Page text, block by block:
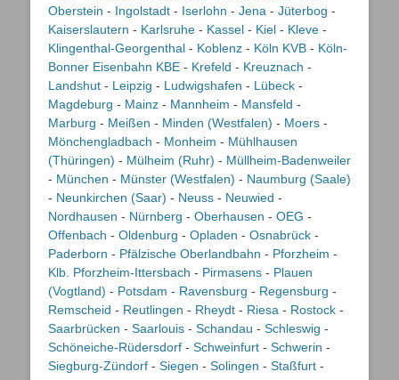
Oberstein - Ingolstadt - Iserlohn - Jena - Jüterbog -
Kaiserslautern - Karlsruhe - Kassel - Kiel - Kleve -
Klingenthal-Georgenthal - Koblenz - Köln KVB - Köln-
Bonner Eisenbahn KBE - Krefeld - Kreuznach -
Landshut - Leipzig - Ludwigshafen - Lübeck -
Magdeburg - Mainz - Mannheim - Mansfeld -
Marburg - Meißen - Minden (Westfalen) - Moers -
Mönchengladbach - Monheim - Mühlhausen
(Thüringen) - Mülheim (Ruhr) - Müllheim-Badenweiler
- München - Münster (Westfalen) - Naumburg (Saale)
- Neunkirchen (Saar) - Neuss - Neuwied -
Nordhausen - Nürnberg - Oberhausen - OEG -
Offenbach - Oldenburg - Opladen - Osnabrück -
Paderborn - Pfälzische Oberlandbahn - Pforzheim -
Klb. Pforzheim-Ittersbach - Pirmasens - Plauen
(Vogtland) - Potsdam - Ravensburg - Regensburg -
Remscheid - Reutlingen - Rheydt - Riesa - Rostock -
Saarbrücken - Saarlouis - Schandau - Schleswig -
Schöneiche-Rüdersdorf - Schweinfurt - Schwerin -
Siegburg-Zündorf - Siegen - Solingen - Staßfurt -